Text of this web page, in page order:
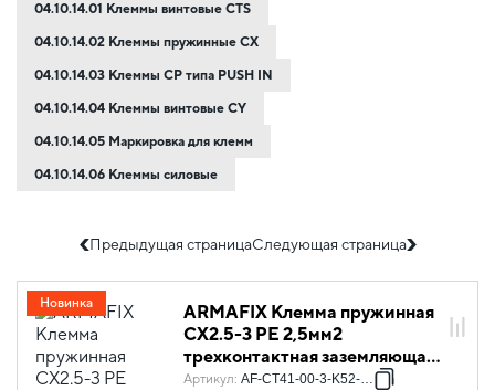
04.10.14.01 Клеммы винтовые CTS
04.10.14.02 Клеммы пружинные CX
04.10.14.03 Клеммы CP типа PUSH IN
04.10.14.04 Клеммы винтовые CY
04.10.14.05 Маркировка для клемм
04.10.14.06 Клеммы силовые
Предыдущая страницаСледующая страница
ARMAFIX Клемма пружинная
CX2.5-3 PE 2,5мм2
трехконтактная заземляющая
IEK
Артикул: AF-CT41-00-3-K52-002
Новинка